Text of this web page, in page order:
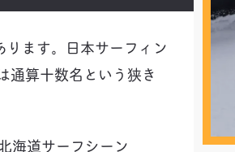
ます。日本サーフィン
通算十数名という狭き
海道サーフシーン